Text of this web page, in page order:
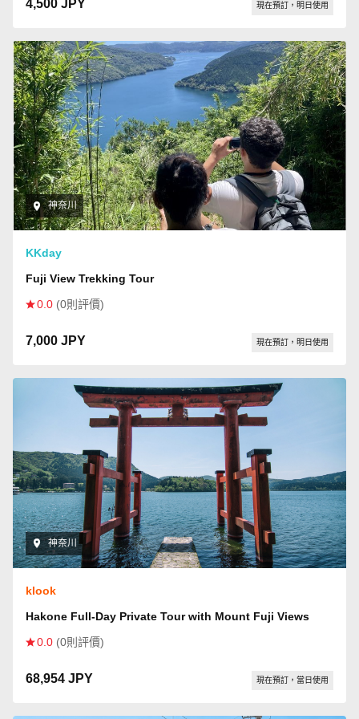
4,500 JPY 現在預訂，明日使用
神奈川
KKday
Fuji View Trekking Tour
0.0 (0則評價)
7,000 JPY 現在預訂，明日使用
神奈川
klook
Hakone Full-Day Private Tour with Mount Fuji Views
0.0 (0則評價)
68,954 JPY 現在預訂，當日使用